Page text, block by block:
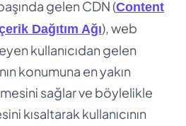
gelen CDN (Content
Dağıtım Ağı), web
kullanıcıdan gelen
konumuna en yakın
sağlar ve böylelikle
kısaltarak kullanıcının